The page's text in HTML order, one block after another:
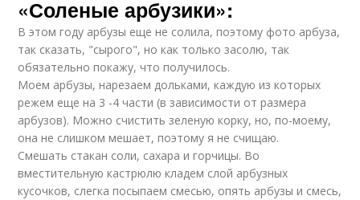
«Соленые арбузики»:
В этом году арбузы еще не солила, поэтому фото арбуза,
так сказать, "сырого", но как только засолю, так
обязательно покажу, что получилось.
Моем арбузы, нарезаем дольками, каждую из которых
режем еще на 3 -4 части (в зависимости от размера
арбузов). Можно счистить зеленую корку, но, по-моему,
она не слишком мешает, поэтому я не счищаю.
Смешать стакан соли, сахара и горчицы. Во
вместительную кастрюлю кладем слой арбузных
кусочков, слегка посыпаем смесью, опять арбузы и смесь,